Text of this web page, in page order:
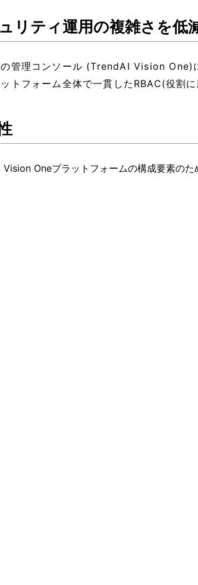
リティ運用の複雑さを低
管理コンソール (TrendAI Vision One)
トフォーム全体で一貫したRBAC(役割
Vision Oneプラットフォームの構成要素の